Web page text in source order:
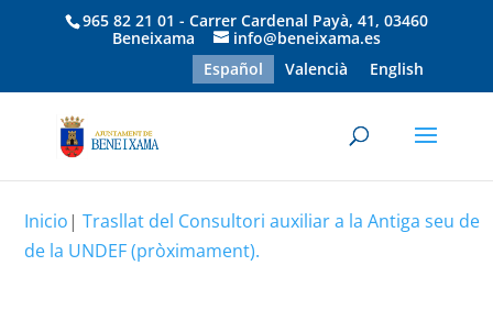
965 82 21 01 - Carrer Cardenal Payà, 41, 03460
Beneixama
info@beneixama.es
Español
Valencià English
Inicio|Trasllat del Consultori auxiliar a la Antiga seu de
de la UNDEF (pròximament).